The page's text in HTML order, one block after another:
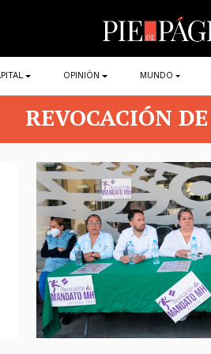
OPINIÓN MUNDO
REVOCACIÓN